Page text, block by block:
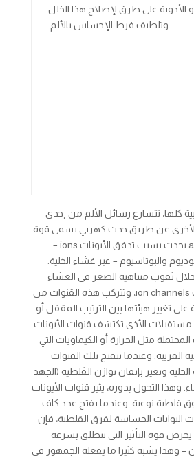
على طرق لإصلاح هذا الخلل
وتلطيف فرط الإحساس بالألم.
كلها، تتسارع رسائل الألم من إحدى
الأخرى عن طريق حدث كهربي يسمى قوة
التأثير action potential يحدث بسبب تدفق الأيونات ions –
والبوتاسيوم – عبر غشاء الخلية.
خلال ثقوب متناهية الصغر في الغشاء
تسمى قنوات الأيونات ion channels، وتتركب هذه القنوات من
على تغيير هيئتها بين الترتيب المقفل أو
الأذى تكتشف قنوات الأيونات
مثل الحرارة أو الكيماويات التي
القريبة. وعندما تنفتح تلك القنوات
الخليةَ وتغير بإتقان توازن الڤلطية (الجهد
وهذا التحول بدوره، يثير قنوات الأيونات
ڤلطية نوعية. وعندما يفتح عدد كاف
البوابات الحساسة لفرق الڤلطية، فإن
يحرض قوة التأثير التي تنطلق بسرعة
– وهذا يشبه كثيرا ما يفعله الجمهور في